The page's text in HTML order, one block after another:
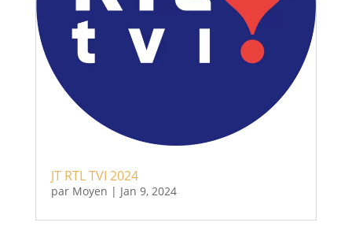
JT RTL TVI 2024
par Moyen | Jan 9, 2024